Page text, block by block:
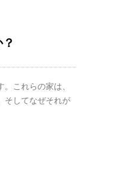
これらの家は、
、そしてなぜそれが